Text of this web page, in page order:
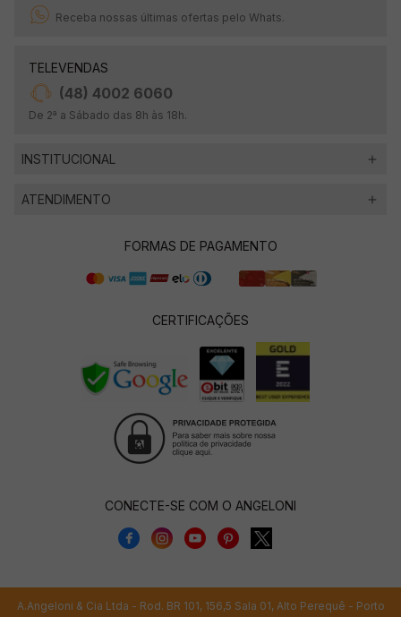
Receba nossas últimas ofertas pelo Whats.
TELEVENDAS
(48) 4002 6060
De 2ª a Sábado das 8h às 18h.
INSTITUCIONAL
ATENDIMENTO
FORMAS DE PAGAMENTO
CERTIFICAÇÕES
CONECTE-SE COM O ANGELONI
A.Angeloni & Cia Ltda - Rod. BR 101, 156,5 Sala 01, Alto Perequê - Porto